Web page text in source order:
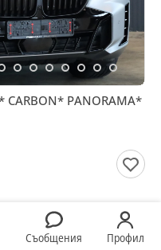
Съобщения Профил